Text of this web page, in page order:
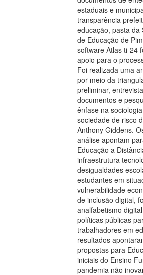
estaduais e
transparência
educação, pasta da
de Educação de
software Atlas ti-24
apoio para o
Foi realizada uma
por meio da
preliminar,
documentos e
ênfase na
sociedade de risco
Anthony Giddens.
análise apontam
Educação a
infraestrutura
desigualdades
estudantes em
vulnerabilidade
de inclusão digital,
analfabetismo
políticas públicas
trabalhadores em
resultados
propostas para
iniciais do Ensino
pandemia não